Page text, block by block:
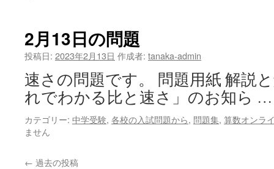
2月13日の問題
投稿日: 2023年2月13日 作成者: tanaka-admin
速さの問題です。 問題用紙 解説
れでわかる比と速さ」のお知ら
カテゴリー: 中学受験, 各校の入試問題から, 問題集, 算数オンラ
ません
← 過去の投稿